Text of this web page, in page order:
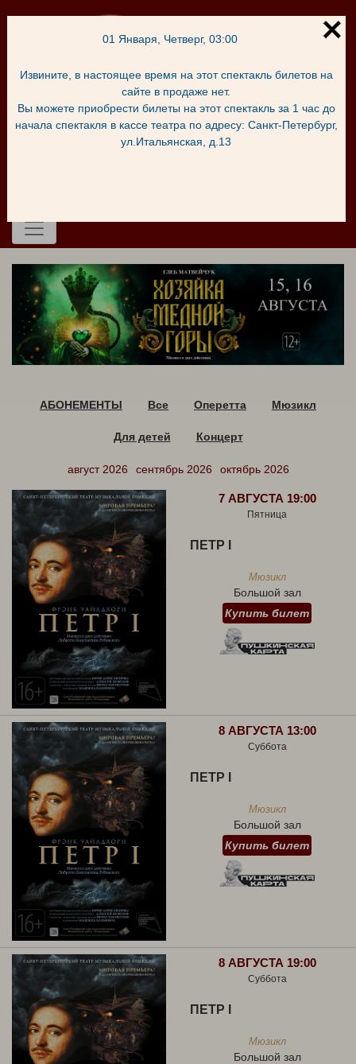
АБОНЕМЕНТЫ Все Оперетта Мюзикл
Для детей Концерт
август 2026 сентябрь 2026 октябрь 2026
7 АВГУСТА 19:00
Пятница
ПЕТР I
Мюзикл
Большой зал
Купить билет
8 АВГУСТА 13:00
Суббота
ПЕТР I
Мюзикл
Большой зал
Купить билет
8 АВГУСТА 19:00
Суббота
ПЕТР I
Мюзикл
Большой зал
01 Января, Четверг, 03:00
Извините, в настоящее время на этот спектакль билетов на
сайте в продаже нет.
Вы можете приобрести билеты на этот спектакль за 1 час до
начала спектакля в кассе театра по адресу: Санкт-Петербург,
ул.Итальянская, д.13